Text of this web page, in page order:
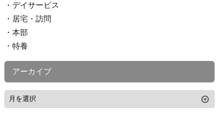
デイサービス
居宅・訪問
本部
特養
アーカイブ